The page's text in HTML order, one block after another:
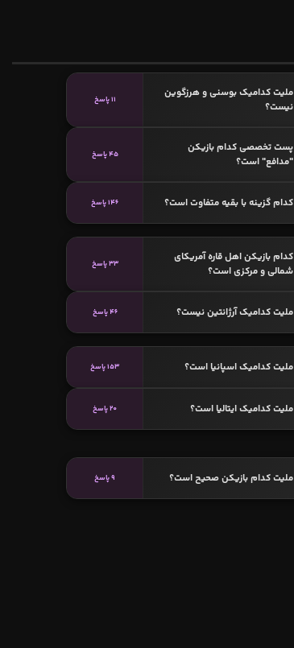
ملیت کدامیک بوسنی و هرزگوین
نیست؟
11 پاسخ
پست تخصصی کدام بازیکن
"مدافع" است؟
45 پاسخ
کدام گزینه با بقیه متفاوت است؟ 146 پاسخ
کدام بازیکن اهل قاره آمریکای
شمالی و مرکزی است؟
33 پاسخ
ملیت کدامیک آرژانتین نیست؟ 46 پاسخ
ملیت کدامیک اسپانیا است؟ 153 پاسخ
ملیت کدامیک ایتالیا است؟ 20 پاسخ
ملیت کدام بازیکن صحیح است؟ 9 پاسخ